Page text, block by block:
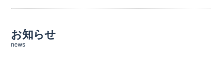
お知らせ
news